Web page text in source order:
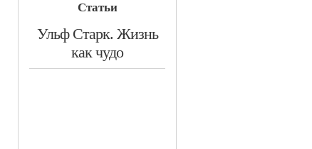
Статьи
​Ульф Старк. Жизнь
как чудо